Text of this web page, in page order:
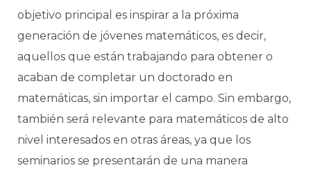
objetivo principal es inspirar a la próxima
generación de jóvenes matemáticos, es decir,
aquellos que están trabajando para obtener o
acaban de completar un doctorado en
matemáticas, sin importar el campo. Sin embargo,
también será relevante para matemáticos de alto
nivel interesados en otras áreas, ya que los
seminarios se presentarán de una manera